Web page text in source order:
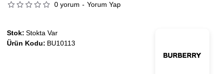
0 yorum - Yorum Yap
Stok: Stokta Var
Ürün Kodu: BU10113